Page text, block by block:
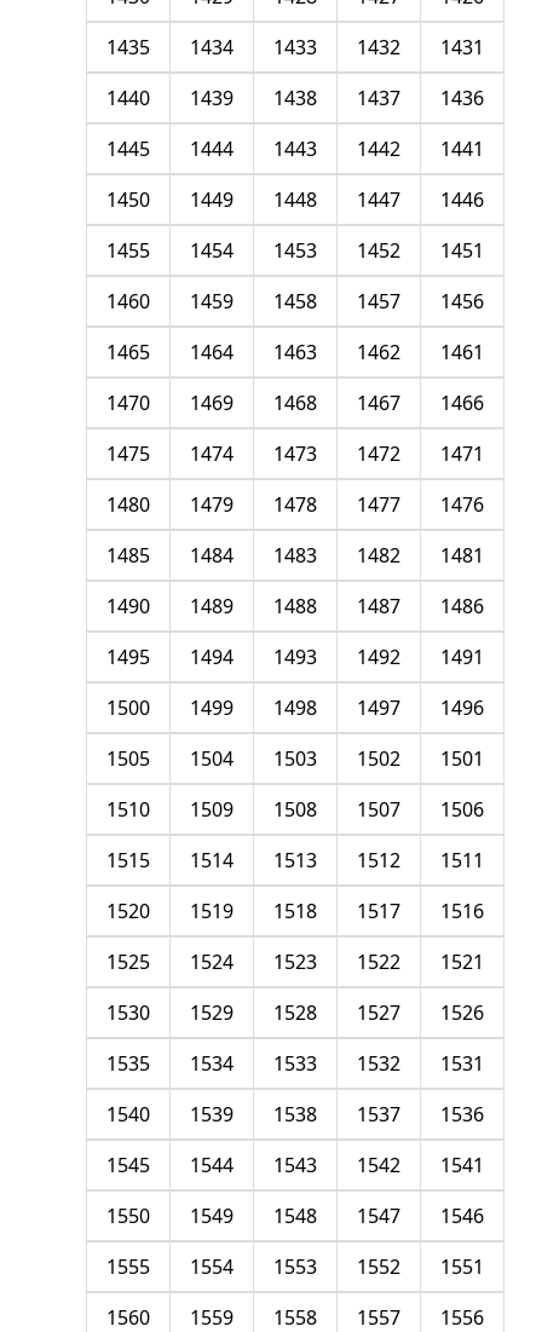
1431
1432
1433
1434
1435
1436
1437
1438
1439
1440
1441
1442
1443
1444
1445
1446
1447
1448
1449
1450
1451
1452
1453
1454
1455
1456
1457
1458
1459
1460
1461
1462
1463
1464
1465
1466
1467
1468
1469
1470
1471
1472
1473
1474
1475
1476
1477
1478
1479
1480
1481
1482
1483
1484
1485
1486
1487
1488
1489
1490
1491
1492
1493
1494
1495
1496
1497
1498
1499
1500
1501
1502
1503
1504
1505
1506
1507
1508
1509
1510
1511
1512
1513
1514
1515
1516
1517
1518
1519
1520
1521
1522
1523
1524
1525
1526
1527
1528
1529
1530
1531
1532
1533
1534
1535
1536
1537
1538
1539
1540
1541
1542
1543
1544
1545
1546
1547
1548
1549
1550
1551
1552
1553
1554
1555
1556
1557
1558
1559
1560